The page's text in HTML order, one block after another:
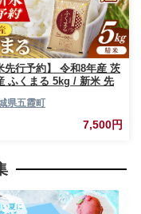
先行予約】 令和8年産 茨
ふくまる 5kg / 新米 先
A米 特A 特A評価 旨味
美味しい 茨城県 五霞町
県五霞町
7,500円